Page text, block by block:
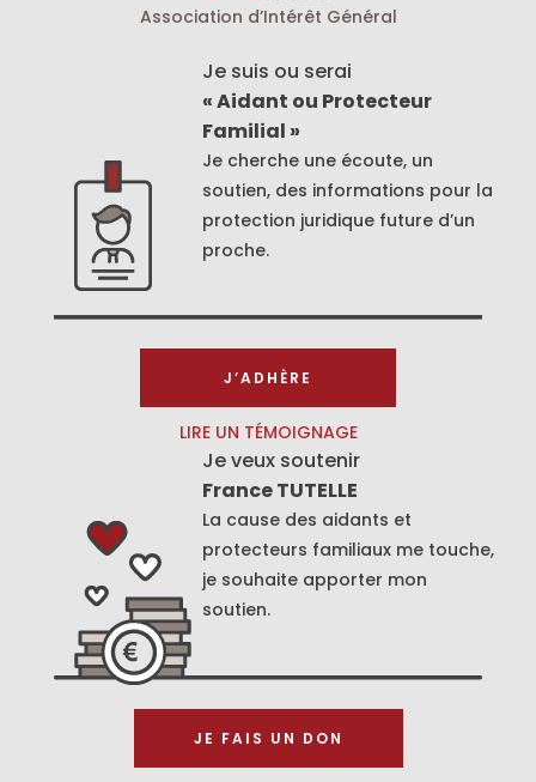
Association d’Intérêt Général
Je suis ou serai
« Aidant ou Protecteur
Familial »
Je cherche une écoute, un
soutien, des informations pour la
protection juridique future d’un
proche.
J’ADHÈRE
LIRE UN TÉMOIGNAGE
Je veux soutenir
France TUTELLE
La cause des aidants et
protecteurs familiaux me touche,
je souhaite apporter mon
soutien.
JE FAIS UN DON